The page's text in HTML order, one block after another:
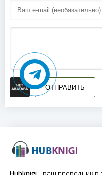
ОТПРАВИТЬ
Hubknigi - ваш проводник в